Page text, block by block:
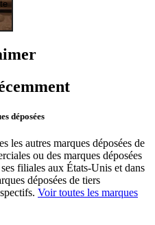
déposées
les autres marques déposées de
ou des marques déposées
filiales aux États-Unis et dans
déposées de tiers
Voir toutes les marques